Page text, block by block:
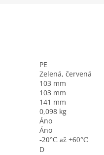
PE
Zelená, červená
103 mm
103 mm
141 mm
0,098 kg
Áno
Áno
-20°C až+60°C
D